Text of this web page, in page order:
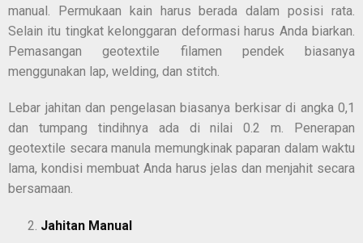
manual. Permukaan kain harus berada dalam posisi rata.
Selain itu tingkat kelonggaran deformasi harus Anda biarkan.
Pemasangan geotextile filamen pendek biasanya
menggunakan lap, welding, dan stitch.
Lebar jahitan dan pengelasan biasanya berkisar di angka 0,1
dan tumpang tindihnya ada di nilai 0.2 m. Penerapan
geotextile secara manula memungkinak paparan dalam waktu
lama, kondisi membuat Anda harus jelas dan menjahit secara
bersamaan.
Jahitan Manual